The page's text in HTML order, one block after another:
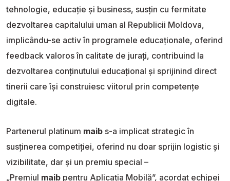
tehnologie, educație și business, susțin cu fermitate
dezvoltarea capitalului uman al Republicii Moldova,
implicându-se activ în programele educaționale, oferind
feedback valoros în calitate de jurați, contribuind la
dezvoltarea conținutului educațional și sprijinind direct
tinerii care își construiesc viitorul prin competențe
digitale.
Partenerul platinum maib s-a implicat strategic în
susținerea competiției, oferind nu doar sprijin logistic și
vizibilitate, dar și un premiu special –
„Premiul maib pentru Aplicația Mobilă”, acordat echipei